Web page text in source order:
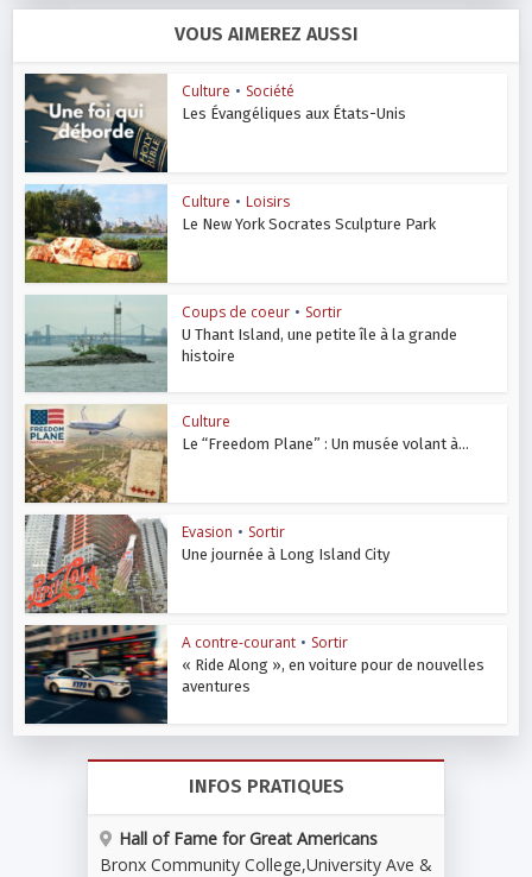
VOUS AIMEREZ AUSSI
Culture • Société
Les Évangéliques aux États-Unis
Culture • Loisirs
Le New York Socrates Sculpture Park
Coups de coeur • Sortir
U Thant Island, une petite île à la grande
histoire
Culture
Le “Freedom Plane” : Un musée volant à...
Evasion • Sortir
Une journée à Long Island City
A contre-courant • Sortir
« Ride Along », en voiture pour de nouvelles
aventures
INFOS PRATIQUES
Hall of Fame for Great Americans
Bronx Community College,University Ave &